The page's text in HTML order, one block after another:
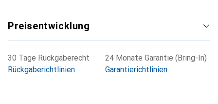
Preisentwicklung
30 Tage Rückgaberecht
Rückgaberichtlinien
24 Monate Garantie (Bring-In)
Garantierichtlinien